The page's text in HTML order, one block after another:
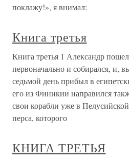
поклажу!», я внимал:
Книга третья
Книга третья 1 Александр
первоначально и собирался, и,
седьмой день прибыл в
его из Финикии направился
свои корабли уже в
перса, которого
КНИГА ТРЕТЬЯ